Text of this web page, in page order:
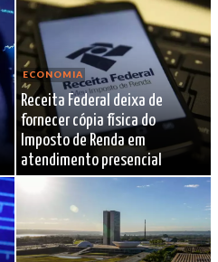
ECONOMIA
Receita Federal deixa de
fornecer cópia física do
Imposto de Renda em
atendimento presencial